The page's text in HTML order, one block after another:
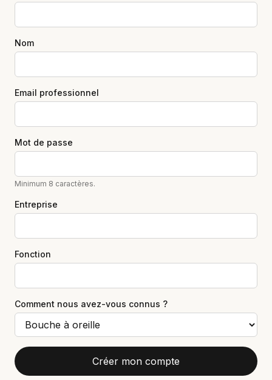
Nom
Email professionnel
Mot de passe
Minimum 8 caractères.
Entreprise
Fonction
Comment nous avez-vous connus ?
Créer mon compte